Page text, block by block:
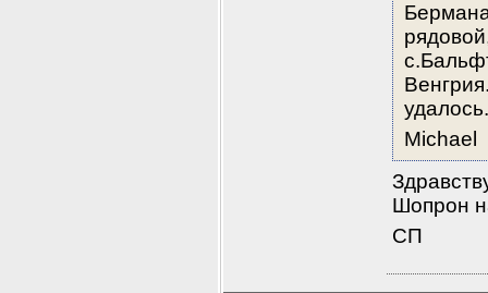
удалось.
Michael
Шопрон
СП